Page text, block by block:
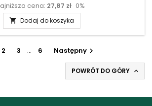
podstawowa
cena: 27,87 zł 0%
 Dodaj do koszyka
2 3 … 6 Następny
POWRÓT DO GÓRY 